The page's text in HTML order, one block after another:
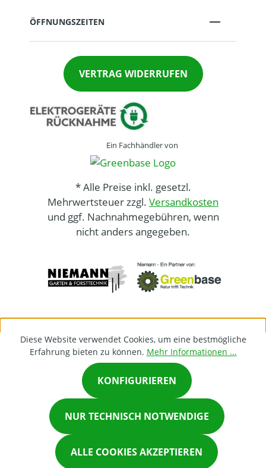
Chat on Whatsapp
×
ÖFFNUNGSZEITEN
VERTRAG WIDERRUFEN
Ein Fachhändler von
* Alle Preise inkl. gesetzl.
Mehrwertsteuer zzgl. Versandkosten
und ggf. Nachnahmegebühren, wenn
nicht anders angegeben.
Diese Website verwendet Cookies, um eine bestmögliche
Erfahrung bieten zu können. Mehr Informationen ...
NUR TECHNISCH NOTWENDIGE
KONFIGURIEREN
ALLE COOKIES AKZEPTIEREN